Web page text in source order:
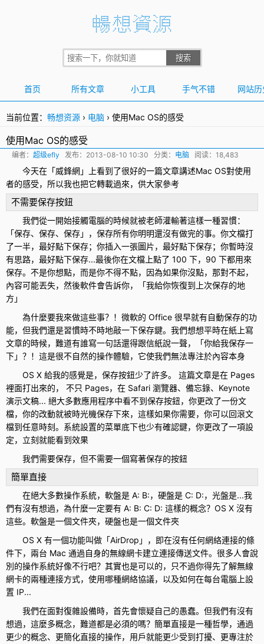
首页 所有文章 小工具 手气不错 网站历
当前位置： 畅想资源 › 电脑 › 使用Mac OS的感受
使用Mac OS的感受
编者： 超级efly 发布： 2013-08-10 10:30 分类： 电脑 阅读：18,483
今天在「威鋒網」上看到了很好的一篇文章講述Mac OS對使用
者的感受，所以我也把它轉載過來，供大家參考
不需要保存按鈕
我們從一開始接觸電腦的時候就被老師灌輸著這樣一種習慣：
「保存、保存、保存」，保存所有你明明還沒有做完的事。你文檔打
了一半，最好點下保存；你插入一張圖片，最好點下保存；你暫時沒
有思路，最好點下保存...最後你在文檔上點了 100 下，90 下都用來
保存。不是你想點，而是你不得不點，因為如果你沒點，那對不起，
內容可能丟失，然後軟件會告訴你，「我給你恢復到上次保存的地
方」
為什麼要我來做這些事？！微軟的 Office 很早就有自動保存的功
能，但我們還是習慣時不時地敲一下保存鍵。我們想想平時在紙上寫
文章的時候，難道有誰寫一句話還得跟信紙說一聲，「你給我保存一
下」？！這是很不自然的操作體驗，它使我們無法專注於內容本身
OS X 給我的感覺是，保存按鈕少了許多。 這篇文章是在 Pages
裡面打出來的， 不只 Pages，在 Safari 瀏覽器、備忘錄、Keynote
演示文稿... 絕大多數應用程序中看不到保存按鈕，你更改了一份文
檔，你的改動就被時光機保存下來，這樣如果你需要，你可以回滾文
檔到任意時刻。系統設置的菜單底下也少有確認鍵，你更改了一項設
定，立刻就能看到效果
我們需要保存，但不需要一個寫著保存的按鈕
簡單直接
在絕大多數操作系統，軟盤是 A: B:，硬盤是 C: D:，光盤是...我
們有沒有想過，為什麼一定要有 A: B: C: D: 這樣的概念？OS X 沒有
這些。軟盤是一個文件夾，硬盤也是一個文件夾
OS X 有一個功能叫做「AirDrop」，即在沒有任何網絡連接的條
件下，兩台 Mac 通過自身的無線網卡建立連接傳送文件。很多人會說
別的操作系統好像不行吧？其實也是可以的，只不過你得先了解無線
網卡的兩種連接方式，使用哪種網絡協議，以及如何在每台電腦上設
置 IP...
我們在面對復雜設備時，首先會懷疑自己的愚蠢。但我們有沒有
想過，這麼多概念，難道都是必須的嗎？簡單直接是一種哲學，通過
更少的概念、更簡化直接的操作，用戶就能更少受到打擾、更專注於